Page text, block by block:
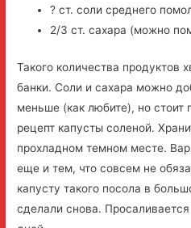
? ст. соли среднего
2/3 ст. сахара (можно
Такого количества продуктов
банки. Соли и сахара можно
меньше (как любите), но стоит
рецепт капусты соленой.
прохладном темном месте.
еще и тем, что совсем не
капусту такого посола в
сделали снова.